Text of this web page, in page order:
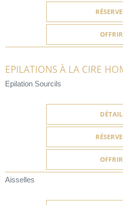
OFFRIR
EPILATIONS À LA CIRE
Epilation Sourcils
DÉTAIL
OFFRIR
Aisselles